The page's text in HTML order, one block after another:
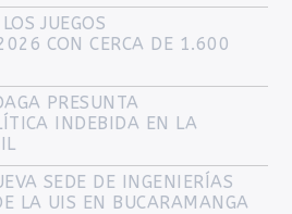
JUEGOS
CON CERCA DE 1.600
PRESUNTA
INDEBIDA EN LA
SEDE DE INGENIERÍAS
LA UIS EN BUCARAMANGA